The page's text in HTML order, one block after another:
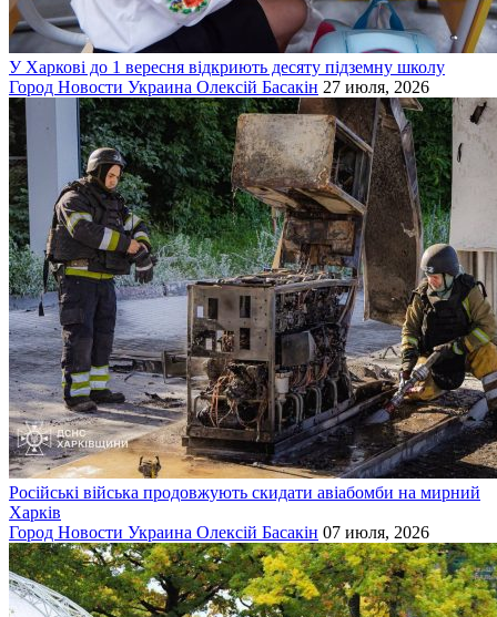
У Харкові до 1 вересня відкриють десяту підземну школу
Город Новости Украина Олексій Басакін 27 июля, 2026
Російські війська продовжують скидати авіабомби на мирний
Харків
Город Новости Украина Олексій Басакін 07 июля, 2026